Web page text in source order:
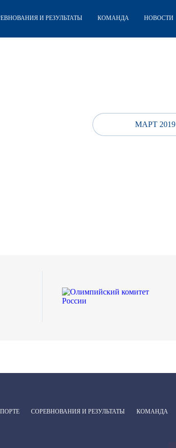
И РЕЗУЛЬТАТЫ КОМАНДА НОВОСТИ
МАРТ 2019
СОРЕВНОВАНИЯ И РЕЗУЛЬТАТЫ КОМАНДА